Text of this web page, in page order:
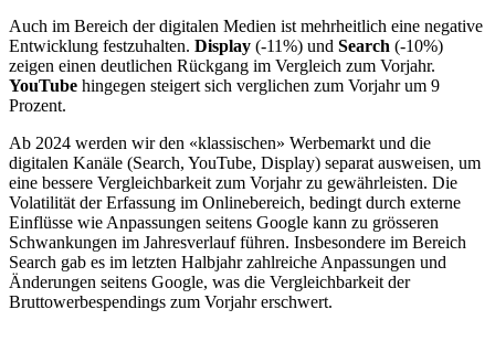
Auch im Bereich der digitalen Medien ist mehrheitlich eine negative
Entwicklung festzuhalten. Display (-11%) und Search (-10%)
zeigen einen deutlichen Rückgang im Vergleich zum Vorjahr.
YouTube hingegen steigert sich verglichen zum Vorjahr um 9
Prozent.
Ab 2024 werden wir den «klassischen» Werbemarkt und die
digitalen Kanäle (Search, YouTube, Display) separat ausweisen, um
eine bessere Vergleichbarkeit zum Vorjahr zu gewährleisten. Die
Volatilität der Erfassung im Onlinebereich, bedingt durch externe
Einflüsse wie Anpassungen seitens Google kann zu grösseren
Schwankungen im Jahresverlauf führen. Insbesondere im Bereich
Search gab es im letzten Halbjahr zahlreiche Anpassungen und
Änderungen seitens Google, was die Vergleichbarkeit der
Bruttowerbespendings zum Vorjahr erschwert.